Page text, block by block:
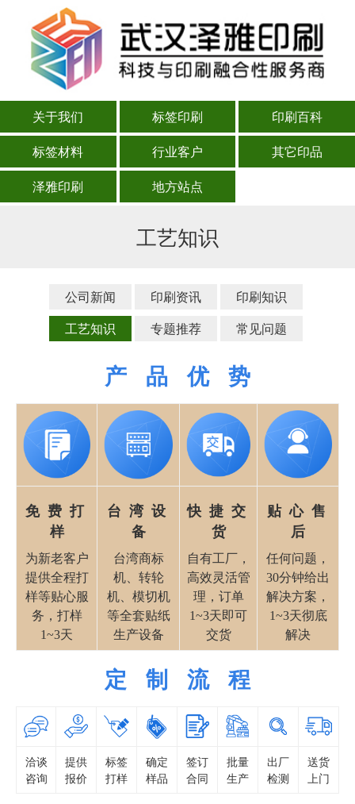
关于我们 标签印刷
印刷百科
标签材料
行业客户
其它印品
泽雅印刷
地方站点
工艺知识
公司新闻 印刷资讯
印刷知识
工艺知识
专题推荐 常见问题
产 品 优 势
免 费 打
样
为新老客户
提供全程打
样等贴心服
务，打样
1~3天
台 湾 设
备
台湾商标
机、转轮
机、模切机
等全套贴纸
生产设备
快 捷 交
货
自有工厂，
高效灵活管
理，订单
1~3天即可
交货
贴 心 售
后
任何问题，
30分钟给出
解决方案，
1~3天彻底
解决
定 制 流 程
洽谈
咨询
提供
报价
标签
打样
确定
样品
签订
合同
批量
生产
出厂
检测
送货
上门